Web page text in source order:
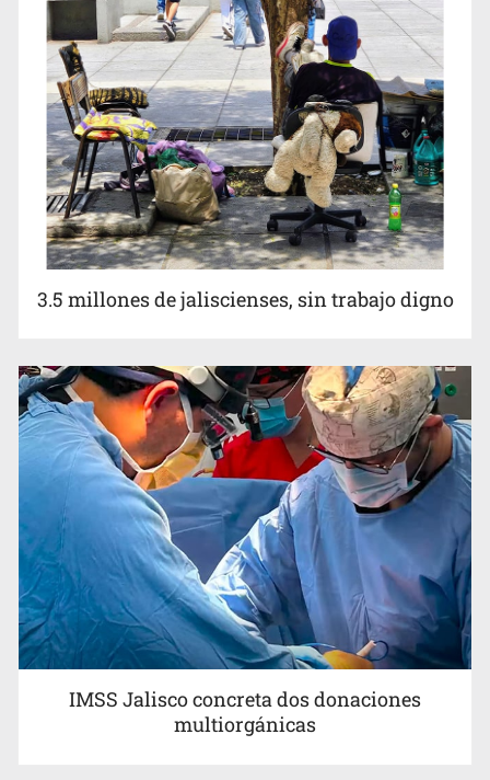
3.5 millones de jaliscienses, sin trabajo digno
IMSS Jalisco concreta dos donaciones
multiorgánicas